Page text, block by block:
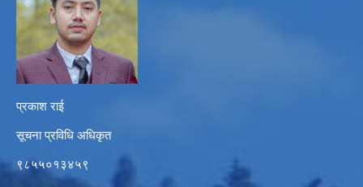
प्रकाश राई
सूचना प्रविधि अधिकृत
९८५५०१३४५९